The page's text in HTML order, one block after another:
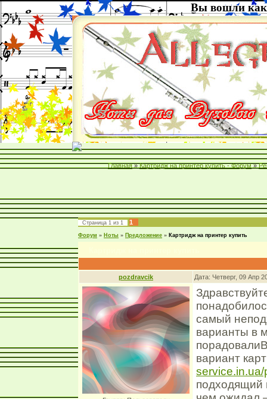
Вы вошли как
Главная » Картридж на принтер купить - Форум »
Страница 1 из 1 1
Форум » Ноты » Предложение » Картридж на принтер купить
pozdravcik Дата: Четверг, 09 Апр
самый
варианты в
вариант
подходящий